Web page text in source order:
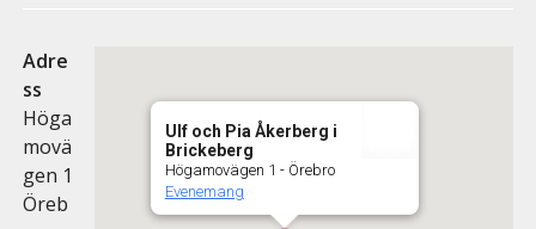
Ulf och Pia Åkerberg i
Brickeberg
Högamovägen 1 - Örebro
Evenemang
Adre
ss
Höga
movä
gen 1
Öreb